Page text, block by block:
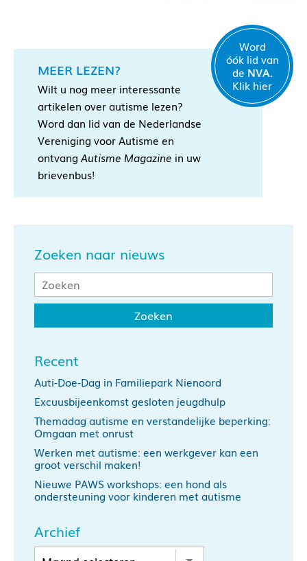
MEER LEZEN?
Wilt u nog meer interessante
artikelen over autisme lezen?
Word dan lid van de Nederlandse
Vereniging voor Autisme en
ontvang Autisme Magazine in uw
brievenbus!
Word
óók lid van
de NVA.
Klik hier
Zoeken naar nieuws
Recent
Auti-Doe-Dag in Familiepark Nienoord
Excuusbijeenkomst gesloten jeugdhulp
Themadag autisme en verstandelijke beperking:
Omgaan met onrust
Werken met autisme: een werkgever kan een
groot verschil maken!
Nieuwe PAWS workshops: een hond als
ondersteuning voor kinderen met autisme
Archief